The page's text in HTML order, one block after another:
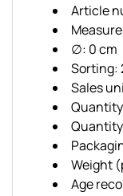
Article
∅: 0 cm
Sorting:
Sales
Weight
Age